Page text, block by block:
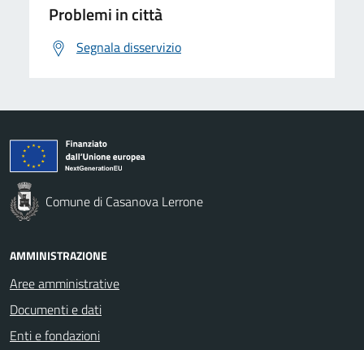
Problemi in città
Segnala disservizio
Comune di Casanova Lerrone
AMMINISTRAZIONE
Aree amministrative
Documenti e dati
Enti e fondazioni